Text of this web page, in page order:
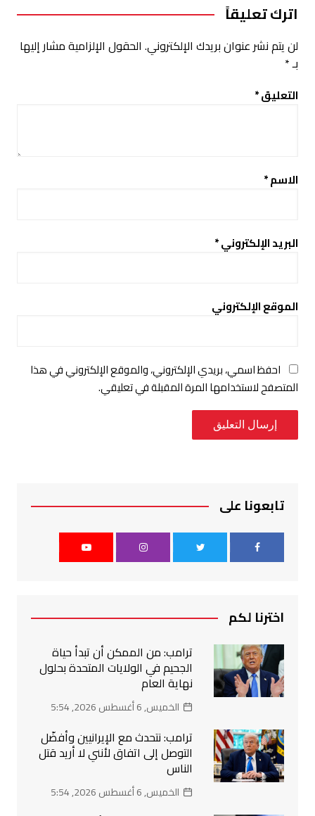
اترك تعليقاً
لن يتم نشر عنوان بريدك الإلكتروني. الحقول الإلزامية مشار إليها
بـ*
التعليق*
الاسم*
البريد الإلكتروني*
الموقع الإلكتروني
احفظ اسمي، بريدي الإلكتروني، والموقع الإلكتروني في هذا
المتصفح لاستخدامها المرة المقبلة في تعليقي.
تابعونا على
اخترنا لكم
ترامب: من الممكن أن تبدأ حياة
الجحيم في الولايات المتحدة بحلول
نهاية العام
الخميس, 6 أغسطس 2026, 5:54
ترامب: نتحدث مع الإيرانيين وأفضّل
التوصل إلى اتفاق لأنني لا أريد قتل
الناس
الخميس, 6 أغسطس 2026, 5:54